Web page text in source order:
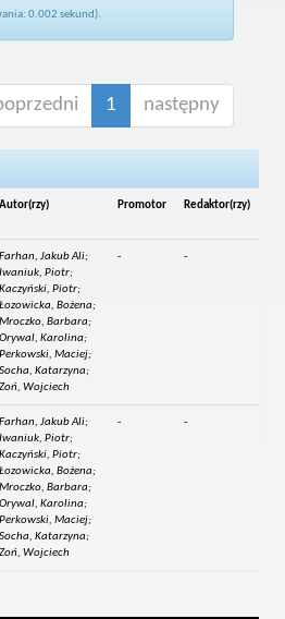
0.002 sekund).
1 następny
Autor(rzy) Promotor Redaktor(rzy)
Farhan, Jakub Ali;
Iwaniuk, Piotr;
Kaczyński, Piotr;
Łozowicka, Bożena;
Mroczko, Barbara;
Orywal, Karolina;
Perkowski, Maciej;
Socha, Katarzyna;
Zoń, Wojciech
- -
Farhan, Jakub Ali;
Iwaniuk, Piotr;
Kaczyński, Piotr;
Łozowicka, Bożena;
Mroczko, Barbara;
Orywal, Karolina;
Perkowski, Maciej;
Socha, Katarzyna;
Zoń, Wojciech
- -